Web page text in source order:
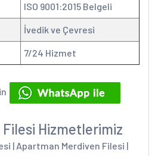
ISO 9001:2015 Belgeli
İvedik ve Çevresi
7/24 Hizmet
Hizmetlerimiz
| Apartman Merdiven Filesi |